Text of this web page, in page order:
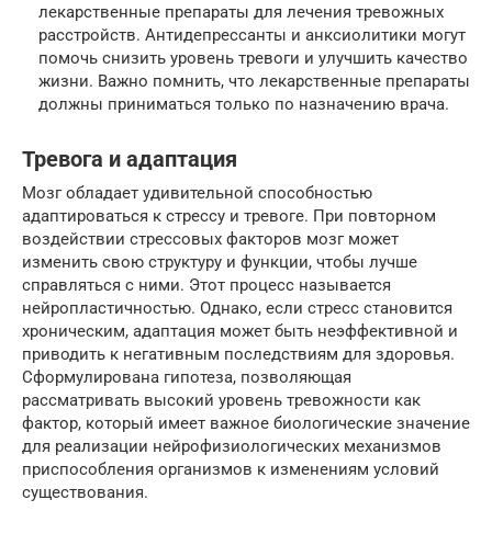
лекарственные препараты для лечения тревожных
расстройств. Антидепрессанты и анксиолитики могут
помочь снизить уровень тревоги и улучшить качество
жизни. Важно помнить, что лекарственные препараты
должны приниматься только по назначению врача.
Тревога и адаптация
Мозг обладает удивительной способностью
адаптироваться к стрессу и тревоге. При повторном
воздействии стрессовых факторов мозг может
изменить свою структуру и функции, чтобы лучше
справляться с ними. Этот процесс называется
нейропластичностью. Однако, если стресс становится
хроническим, адаптация может быть неэффективной и
приводить к негативным последствиям для здоровья.
Сформулирована гипотеза, позволяющая
рассматривать высокий уровень тревожности как
фактор, который имеет важное биологические значение
для реализации нейрофизиологических механизмов
приспособления организмов к изменениям условий
существования.